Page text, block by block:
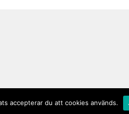
accepterar du att cookies används.